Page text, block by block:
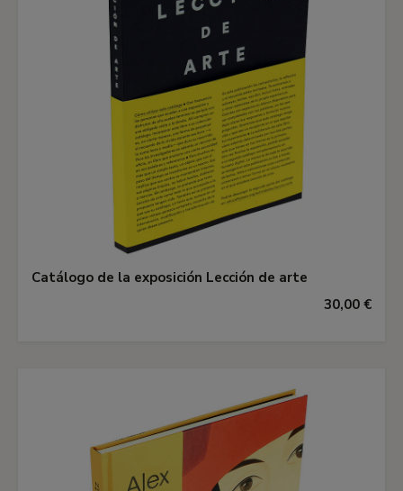
Catálogo de la exposición Lección de arte
30,00 €